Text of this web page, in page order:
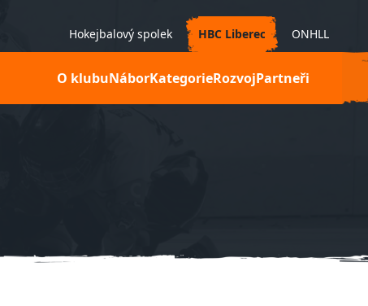
Hokejbalový spolek HBC Liberec ONHLL
O klubuNáborKategorieRozvojPartneři